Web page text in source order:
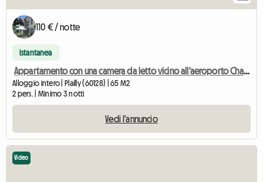
110 € / notte
Istantanea
Appartamento con una camera da letto vicino all'aeroporto Charles de Gaulle
Alloggio intero | Plailly (60128) | 65 M2
2 pers. | Minimo 3 notti
Vedi l'annuncio
Video